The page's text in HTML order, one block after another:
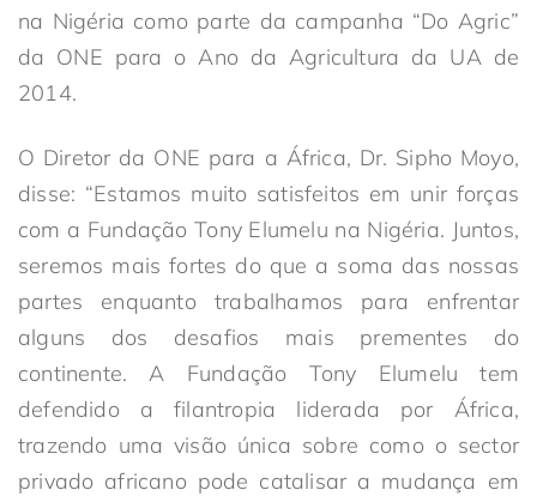
na Nigéria como parte da campanha “Do Agric”
da ONE para o Ano da Agricultura da UA de
2014.
O Diretor da ONE para a África, Dr. Sipho Moyo,
disse: “Estamos muito satisfeitos em unir forças
com a Fundação Tony Elumelu na Nigéria. Juntos,
seremos mais fortes do que a soma das nossas
partes enquanto trabalhamos para enfrentar
alguns dos desafios mais prementes do
continente. A Fundação Tony Elumelu tem
defendido a filantropia liderada por África,
trazendo uma visão única sobre como o sector
privado africano pode catalisar a mudança em